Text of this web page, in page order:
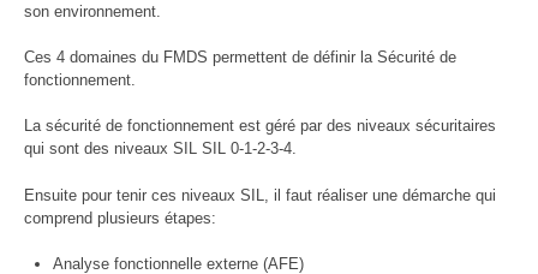
son environnement.
Ces 4 domaines du FMDS permettent de définir la Sécurité de
fonctionnement.
La sécurité de fonctionnement est géré par des niveaux sécuritaires
qui sont des niveaux SIL SIL 0-1-2-3-4.
Ensuite pour tenir ces niveaux SIL, il faut réaliser une démarche qui
comprend plusieurs étapes:
Analyse fonctionnelle externe (AFE)